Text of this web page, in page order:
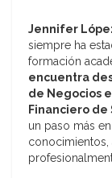
Jennifer
siempre ha
formación
encuentra
de Negocios
Financiero de
un paso más
conocimientos,